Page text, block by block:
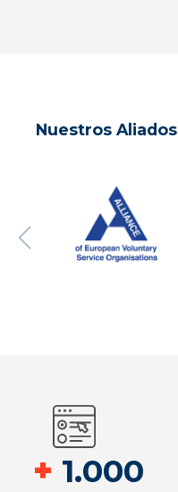
Nuestros Aliados
+ 1.000